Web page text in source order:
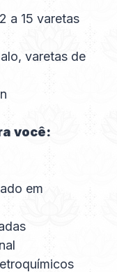
a 15 varetas
varetas de
você:
em